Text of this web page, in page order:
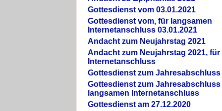
Gottesdienst vom 03.01.2021
Gottesdienst vom, für langsamen
Internetanschluss 03.01.2021
Andacht zum Neujahrstag 2021
Andacht zum Neujahrstag 2021,
Internetanschluss
Gottesdienst zum Jahresabschluss
Gottesdienst zum Jahresabschluss
langsamen Internetanschluss
Gottesdienst am 27.12.2020